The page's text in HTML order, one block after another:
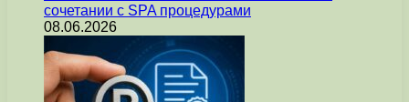
сочетании с SPA процедурами
08.06.2026